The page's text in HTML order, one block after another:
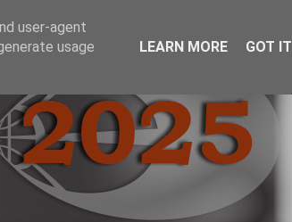
user-agent
usage
LEARN MORE GOT IT